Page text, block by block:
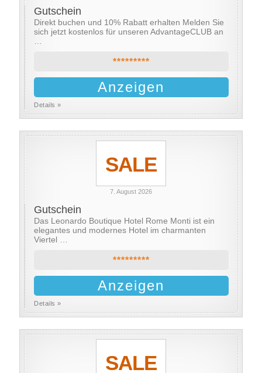
Gutschein
Direkt buchen und 10% Rabatt erhalten Melden Sie
sich jetzt kostenlos für unseren AdvantageCLUB an
*********
Anzeigen
Details »
SALE
7. August 2026
Gutschein
Das Leonardo Boutique Hotel Rome Monti ist ein
elegantes und modernes Hotel im charmanten
Viertel …
*********
Anzeigen
Details »
SALE